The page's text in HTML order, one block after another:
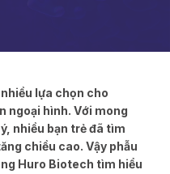
lựa chọn cho
ngoại hình. Với mong
nhiều bạn trẻ đã tìm
chiều cao. Vậy phẫu
Huro Biotech tìm hiểu